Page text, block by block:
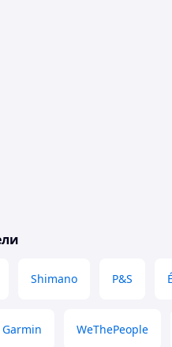
Shimano P&S
Garmin WeThePeople